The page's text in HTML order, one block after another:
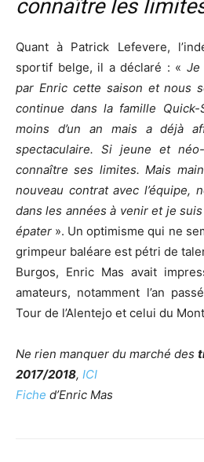
connaître les
Quant à Patrick Lefevere,
sportif belge, il a déclaré : « Je
par Enric cette saison et nous
continue dans la famille
moins d’un an mais a déjà
spectaculaire. Si jeune et
connaître ses limites. Mais
nouveau contrat avec l’équipe,
dans les années à venir et je
épater ». Un optimisme qui ne
grimpeur baléare est pétri de
Burgos, Enric Mas avait
amateurs, notamment l’an
Tour de l’Alentejo et celui du
Ne rien manquer du marché des
2017/2018, ICI
Fiche d’Enric Mas